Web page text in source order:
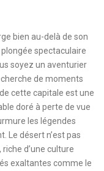
bien au-delà de son
spectaculaire
soyez un aventurier
de moments
cette capitale est une
doré à perte de vue
les légendes
Le désert n’est pas
d’une culture
exaltantes comme le